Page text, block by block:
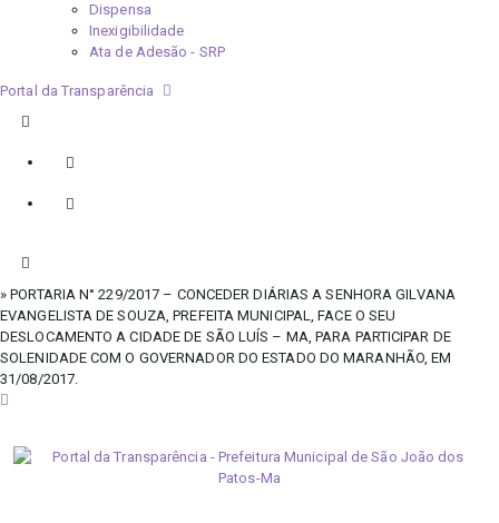
Dispensa
Inexigibilidade
Ata de Adesão - SRP
Portal da Transparência
» PORTARIA N° 229/2017 – CONCEDER DIÁRIAS A SENHORA GILVANA
EVANGELISTA DE SOUZA, PREFEITA MUNICIPAL, FACE O SEU
DESLOCAMENTO A CIDADE DE SÃO LUÍS – MA, PARA PARTICIPAR DE
SOLENIDADE COM O GOVERNADOR DO ESTADO DO MARANHÃO, EM
31/08/2017.